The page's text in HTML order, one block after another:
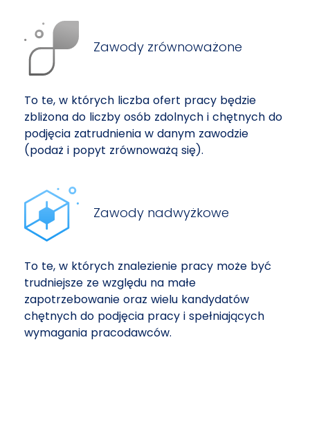
Zawody zrównoważone
To te, w których liczba ofert pracy będzie
zbliżona do liczby osób zdolnych i chętnych do
podjęcia zatrudnienia w danym zawodzie
(podaż i popyt zrównoważą się).
Zawody nadwyżkowe
To te, w których znalezienie pracy może być
trudniejsze ze względu na małe
zapotrzebowanie oraz wielu kandydatów
chętnych do podjęcia pracy i spełniających
wymagania pracodawców.